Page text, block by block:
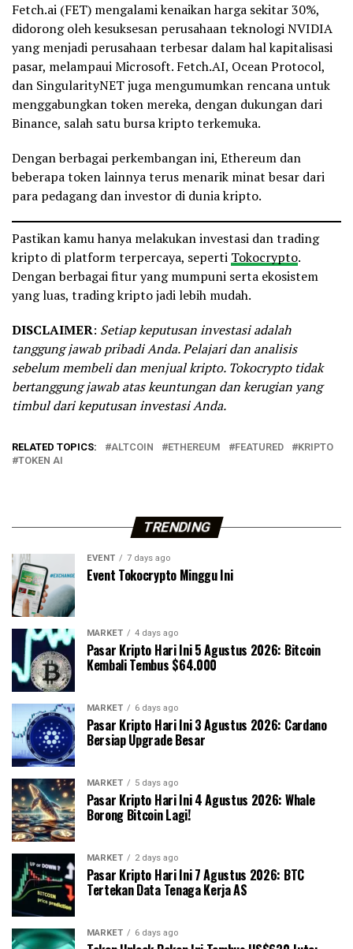
Fetch.ai (FET) mengalami kenaikan harga sekitar 30%,
didorong oleh kesuksesan perusahaan teknologi NVIDIA
yang menjadi perusahaan terbesar dalam hal kapitalisasi
pasar, melampaui Microsoft. Fetch.AI, Ocean Protocol,
dan SingularityNET juga mengumumkan rencana untuk
menggabungkan token mereka, dengan dukungan dari
Binance, salah satu bursa kripto terkemuka.
Dengan berbagai perkembangan ini, Ethereum dan
beberapa token lainnya terus menarik minat besar dari
para pedagang dan investor di dunia kripto.
Pastikan kamu hanya melakukan investasi dan trading
kripto di platform terpercaya, seperti Tokocrypto.
Dengan berbagai fitur yang mumpuni serta ekosistem
yang luas, trading kripto jadi lebih mudah.
DISCLAIMER: Setiap keputusan investasi adalah
tanggung jawab pribadi Anda. Pelajari dan analisis
sebelum membeli dan menjual kripto. Tokocrypto tidak
bertanggung jawab atas keuntungan dan kerugian yang
timbul dari keputusan investasi Anda.
RELATED TOPICS: ALTCOIN ETHEREUM FEATURED
KRIPTO
TOKEN AI
TRENDING
EVENT 7 days ago
Event Tokocrypto Minggu Ini
MARKET 4 days ago
Pasar Kripto Hari Ini 5 Agustus 2026: Bitcoin
Kembali Tembus $64.000
MARKET 6 days ago
Pasar Kripto Hari Ini 3 Agustus 2026: Cardano
Bersiap Upgrade Besar
MARKET 5 days ago
Pasar Kripto Hari Ini 4 Agustus 2026: Whale
Borong Bitcoin Lagi!
MARKET 2 days ago
Pasar Kripto Hari Ini 7 Agustus 2026: BTC
Tertekan Data Tenaga Kerja AS
MARKET 6 days ago